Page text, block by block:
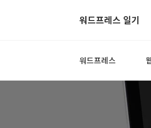
워드프레스 일기
워드프레스